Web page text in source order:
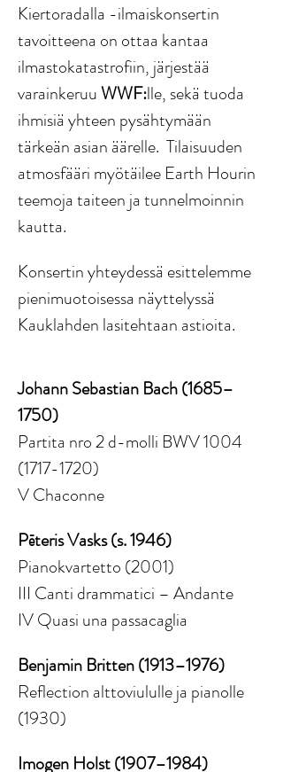
Kiertoradalla -ilmaiskonsertin
tavoitteena on ottaa kantaa
ilmastokatastrofiin, järjestää
varainkeruu WWF:lle, sekä tuoda
ihmisiä yhteen pysähtymään
tärkeän asian äärelle.  Tilaisuuden
atmosfääri myötäilee Earth Hourin
teemoja taiteen ja tunnelmoinnin
kautta.
Konsertin yhteydessä esittelemme
pienimuotoisessa näyttelyssä
Kauklahden lasitehtaan astioita.
Johann Sebastian Bach (1685–
1750)
Partita nro 2 d-molli BWV 1004
(1717-1720)
V Chaconne
Pēteris Vasks (s. 1946)
Pianokvartetto (2001)
III Canti drammatici – Andante
IV Quasi una passacaglia
Benjamin Britten (1913–1976)
Reflection alttoviululle ja pianolle
(1930)
Imogen Holst (1907–1984)